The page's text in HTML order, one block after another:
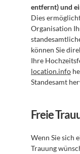
entfernt) und
Dies
Organisation
können Sie
Ihre
location.info
Standesamt
Freie
Wenn Sie sich
Trauung